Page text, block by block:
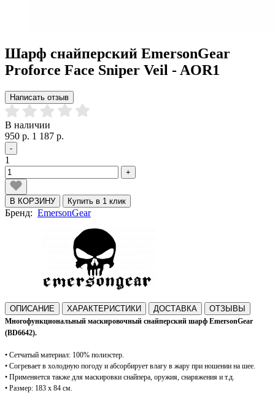
Шарф снайперский EmersonGear
Proforce Face Sniper Veil - AOR1
Написать отзыв
В наличии
950 р. 1 187 р.
-
1
+
В КОРЗИНУ Купить в 1 клик
Бренд: EmersonGear
ОПИСАНИЕ ХАРАКТЕРИСТИКИ ДОСТАВКА ОТЗЫВЫ
Многофункциональный маскировочный снайперский шарф EmersonGear
(BD6642).
• Сетчатый материал: 100% полиэстер.
• Согревает в холодную погоду и абсорбирует влагу в жару при ношении на шее.
• Применяется также для маскировки снайпера, оружия, снаряжения и т.д.
• Размер: 183 х 84 см.